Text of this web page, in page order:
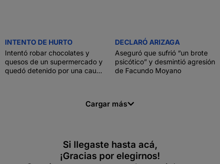
INTENTO DE HURTO
Intentó robar chocolates y
quesos de un supermercado y
quedó detenido por una causa
DECLARÓ ARIZAGA
Aseguró que sufrió “un brote
psicótico” y desmintió agresión
de Facundo Moyano
Cargar más
Si llegaste hasta acá,
¡Gracias por elegirnos!